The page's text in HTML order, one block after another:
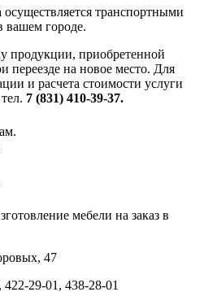
транспортными
вашем городе.
продукции, приобретенной
переезде на новое место. Для
и расчета стоимости услуги
7 (831) 410-39-37.
мебели на заказ в
47
29-01, 438-28-01